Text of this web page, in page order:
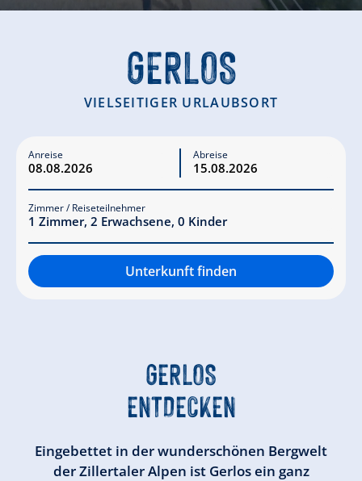
GERLOS
VIELSEITIGER URLAUBSORT
Anreise Abreise
Zimmer / Reiseteilnehmer
1 Zimmer, 2 Erwachsene, 0 Kinder
Unterkunft finden
GERLOS
ENTDECKEN
Eingebettet in der wunderschönen Bergwelt
der Zillertaler Alpen ist Gerlos ein ganz